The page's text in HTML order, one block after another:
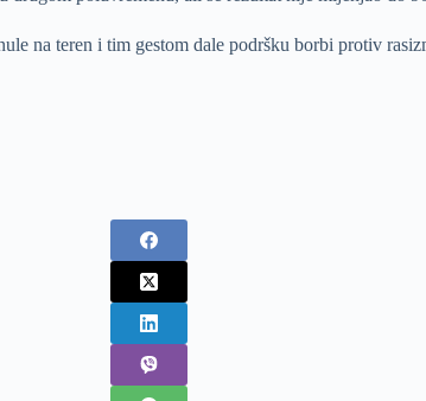
na teren i tim gestom dale podršku borbi protiv